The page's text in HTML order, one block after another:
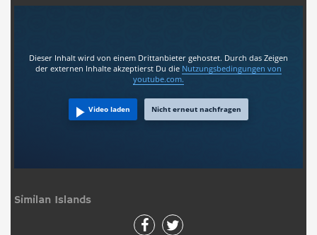
Dieser Inhalt wird von einem Drittanbieter gehostet. Durch das Zeigen
der externen Inhalte akzeptierst Du die Nutzungsbedingungen von
youtube.com.
Video laden Nicht erneut nachfragen
Similan Islands